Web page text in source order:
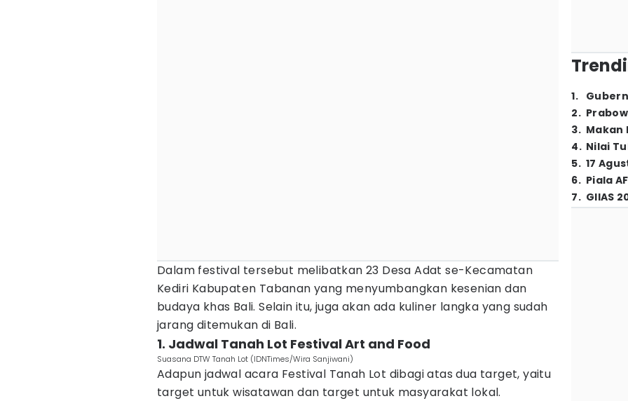
Dalam festival tersebut melibatkan 23 Desa Adat se-Kecamatan
Kediri Kabupaten Tabanan yang menyumbangkan kesenian dan
budaya khas Bali. Selain itu, juga akan ada kuliner langka yang sudah
jarang ditemukan di Bali.
1. Jadwal Tanah Lot Festival Art and Food
Suasana DTW Tanah Lot (IDNTimes/Wira Sanjiwani)
Adapun jadwal acara Festival Tanah Lot dibagi atas dua target, yaitu
target untuk wisatawan dan target untuk masyarakat lokal.
1.
2.
3. Makan
4. Nilai
5. 17
6. Piala
7. GIIAS